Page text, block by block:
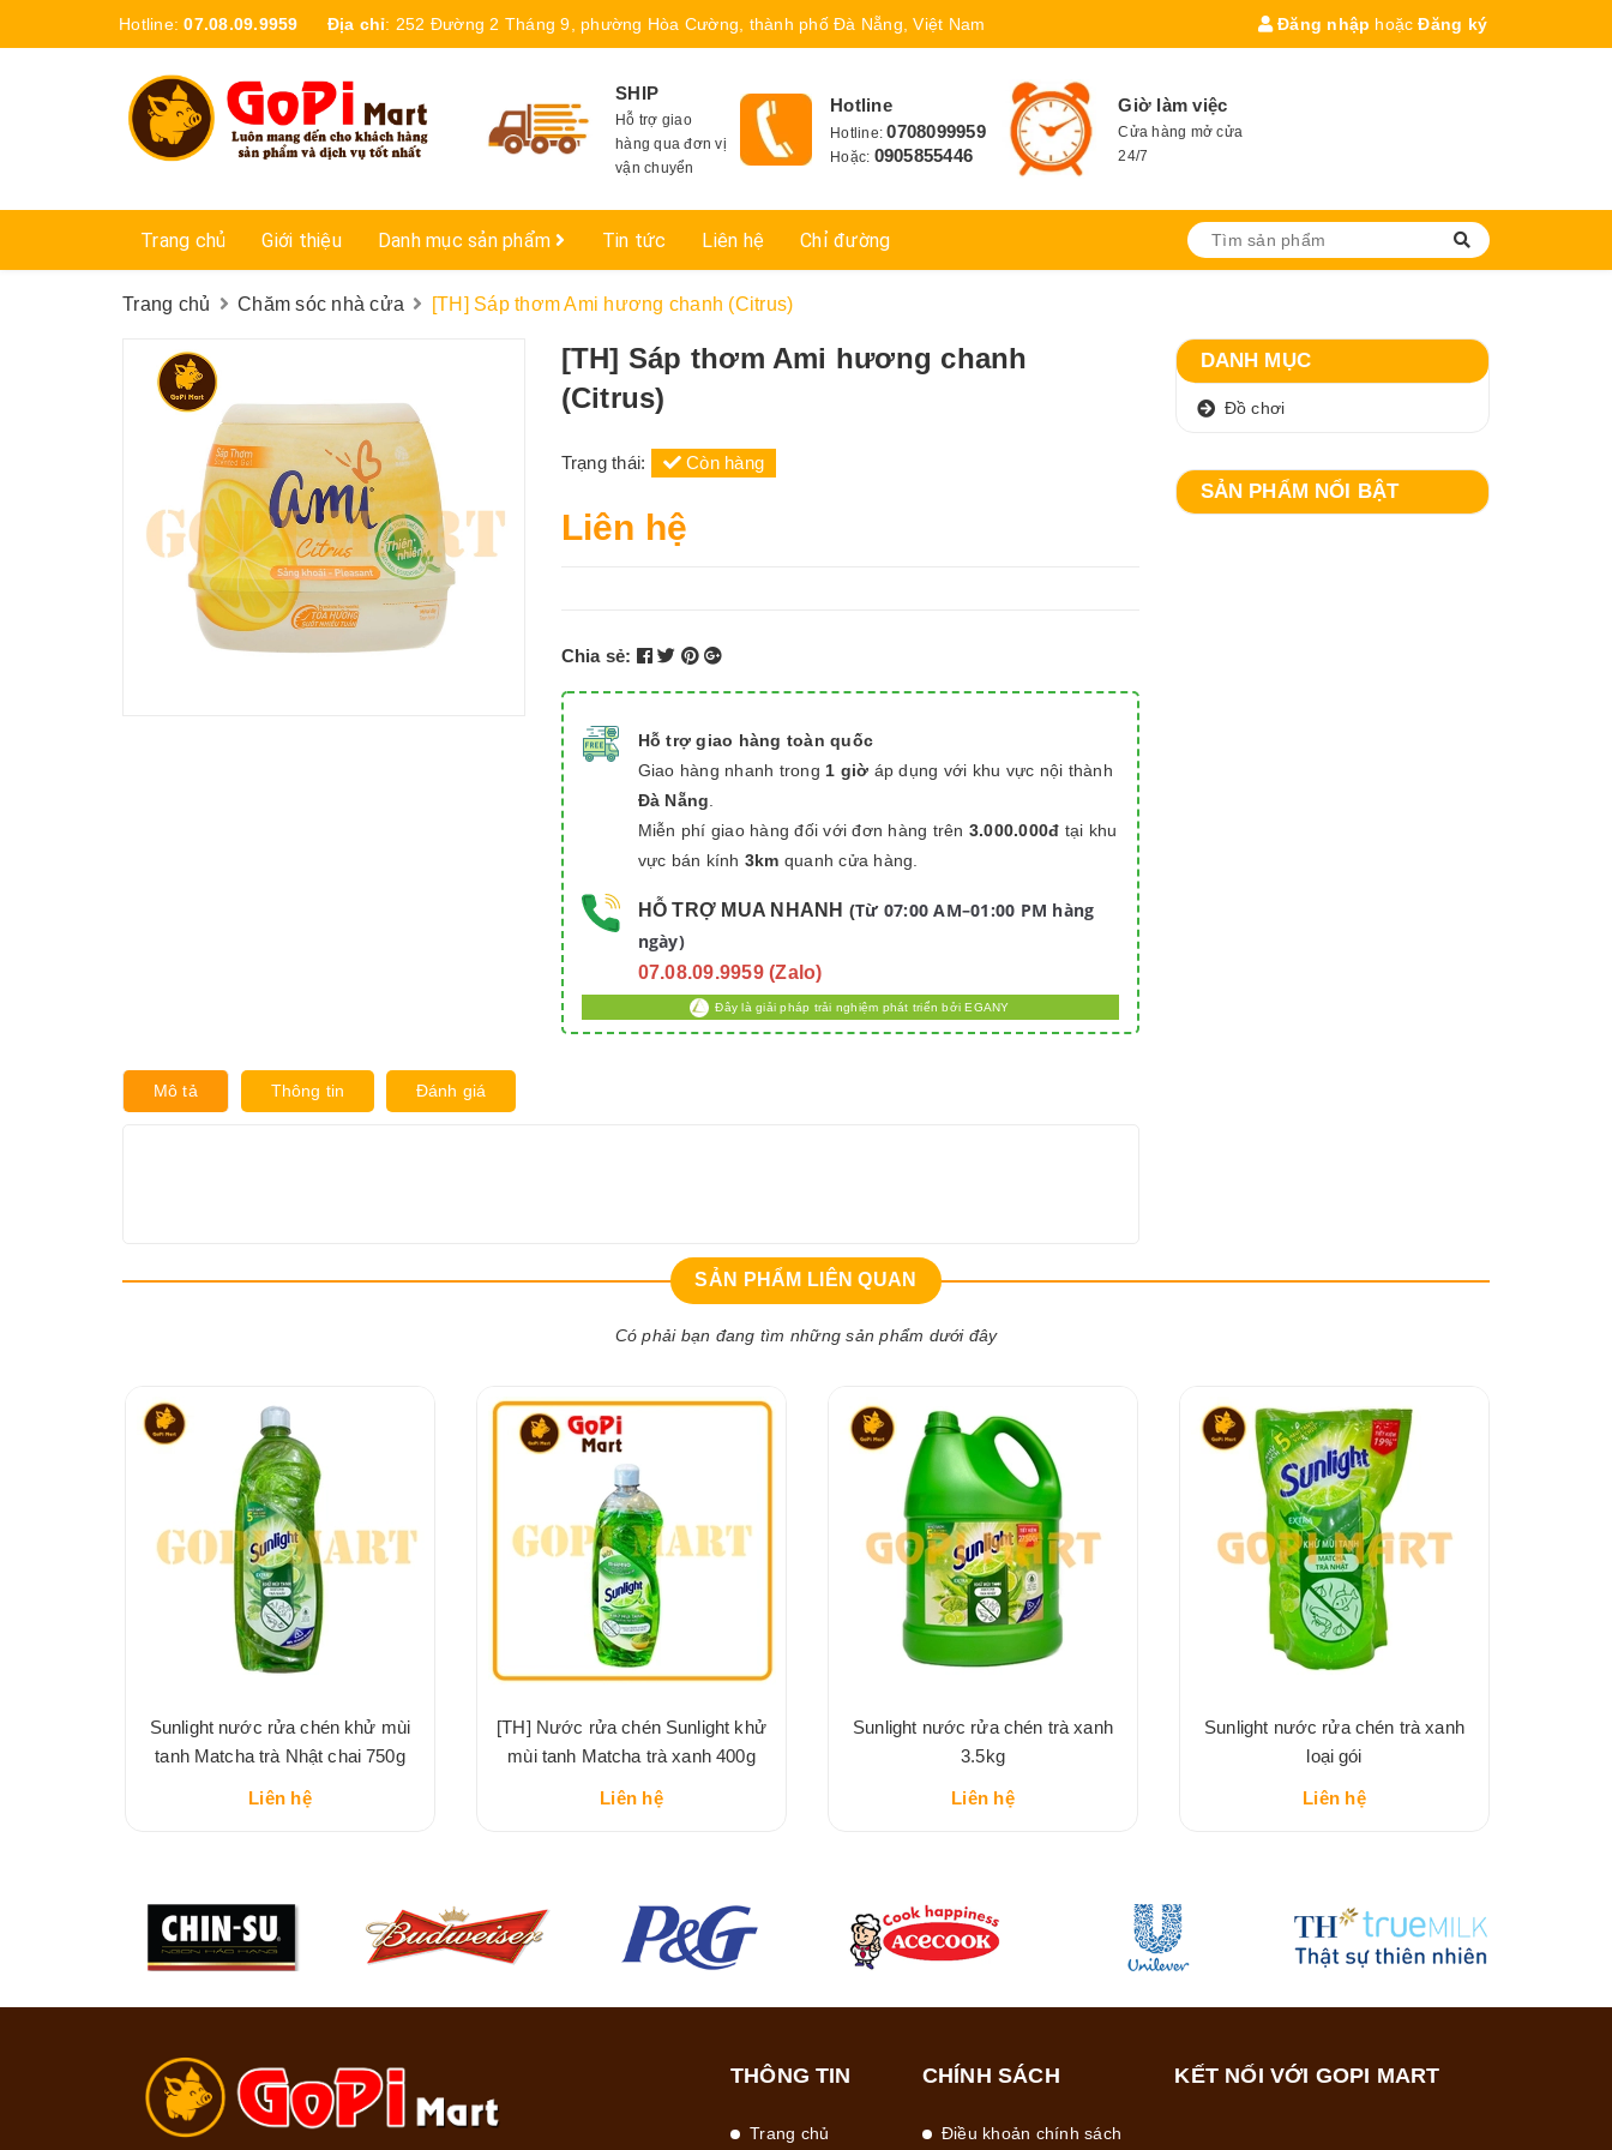
Hotline:07.08.09.9959 Địa chỉ: 252 Đường 2 Tháng 9, phường Hòa Cường, thành phố Đà Nẵng, Việt Nam Đăng nhập hoặc Đăng ký
SHIP
Hỗ trợ giao
hàng qua đơn vị
vận chuyển
Hotline
Hotline:0708099959
Hoặc: 0905855446
Giờ làm việc
Cửa hàng mở cửa
24/7
Trang chủ Giới thiệu Danh mục sản phẩm Tin tức Liên hệ Chỉ đường
Trang chủ Chăm sóc nhà cửa [TH] Sáp thơm Ami hương chanh (Citrus)
[TH] Sáp thơm Ami hương chanh
(Citrus)
Trạng thái: Còn hàng
Liên hệ
Chia sẻ:
Hỗ trợ giao hàng toàn quốc
Giao hàng nhanh trong 1 giờ áp dụng với khu vực nội thành
Đà Nẵng
Miễn phí giao hàng đối với đơn hàng trên 3.000.000đ tại khu
vực bán kính 3km quanh cửa hàng.
HỖ TRỢ MUA NHANH (Từ 07:00 AM–01:00 PM hàng
ngày)
07.08.09.9959 (Zalo)
Đây là giải pháp trải nghiệm phát triển bởi EGANY
Mô tả Thông tin Đánh giá
DANH MỤC
Đồ chơi
SẢN PHẨM NỔI BẬT
SẢN PHẨM LIÊN QUAN
Có phải bạn đang tìm những sản phẩm dưới đây
Sunlight nước rửa chén khử mùi
tanh Matcha trà Nhật chai 750g
Liên hệ
[TH] Nước rửa chén Sunlight khử
mùi tanh Matcha trà xanh 400g
Liên hệ
Sunlight nước rửa chén trà xanh
3.5kg
Liên hệ
Sunlight nước rửa chén trà xanh
loại gói
Liên hệ
THÔNG TIN
Trang chủ
CHÍNH SÁCH
Điều khoản chính sách
KẾT NỐI VỚI GOPI MART